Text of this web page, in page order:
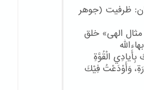
ظرفیت (جوهر
الهی» خلق
الْقُوَّةِ
وَأَوْدَعْتُ فِيْكَ